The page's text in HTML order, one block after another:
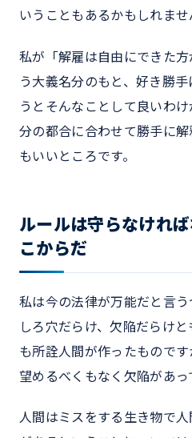
いうこともあるかもしれませ
私が「解雇は自由にできた
う大義名分のもと、好き勝
うとそんなことして良いわ
分の都合に合わせて勝手に
もいいところです。
ルールは守らなけれ
こからだ
私は今の法律が万能だと言
しろ穴だらけ、欠陥だらけ
も所詮人間が作ったもので
望めるべくもなく欠陥があっ
人間はミスをする生き物で